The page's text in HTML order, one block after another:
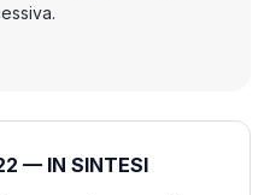
— IN SINTESI